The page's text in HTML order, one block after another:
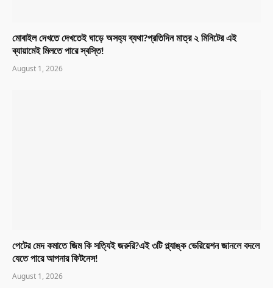
মোবাইল দেখতে দেখতেই ঘাড়ে অসহ্য ব্যথা?প্রতিদিন মাত্র ২ মিনিটের এই
ব্যায়ামেই মিলতে পারে স্বস্তি!
August 1, 2026
পেটের মেদ কমাতে জিম কি সত্যিই জরুরি?এই ৩টি প্ল্যাঙ্ক ভেরিয়েশন জানলে বদলে
যেতে পারে আপনার ফিটনেস!
August 1, 2026